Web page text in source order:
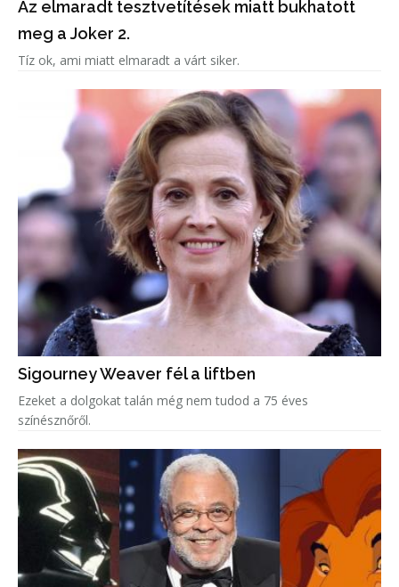
Az elmaradt tesztvetítések miatt bukhatott
meg a Joker 2.
Tíz ok, ami miatt elmaradt a várt siker.
Sigourney Weaver fél a liftben
Ezeket a dolgokat talán még nem tudod a 75 éves
színésznőről.